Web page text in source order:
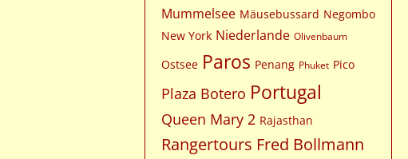
Mummelsee Mäusebussard Negombo
New York Niederlande Olivenbaum
Ostsee Paros Penang Phuket Pico
Plaza Botero Portugal
Queen Mary 2 Rajasthan
Rangertours Fred Bollmann